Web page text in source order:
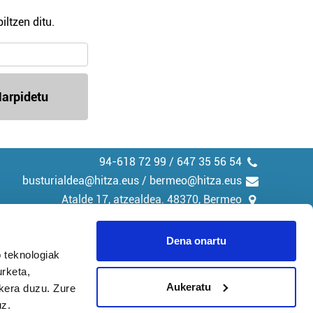
duzu. Zure
Dena onartu
Aukeratu
ditu.
94-618 72 99 / 647 35 56 54
busturialdea@hitza.eus / bermeo@hitza.eus
Atalde 17, atzealdea. 48370, Bermeo
Cookieak